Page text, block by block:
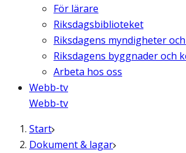
För lärare
Riksdagsbiblioteket
Riksdagens myndigheter
Riksdagens byggnader och
Arbeta hos oss
Webb-tv
Webb-tv
Start
Dokument & lagar